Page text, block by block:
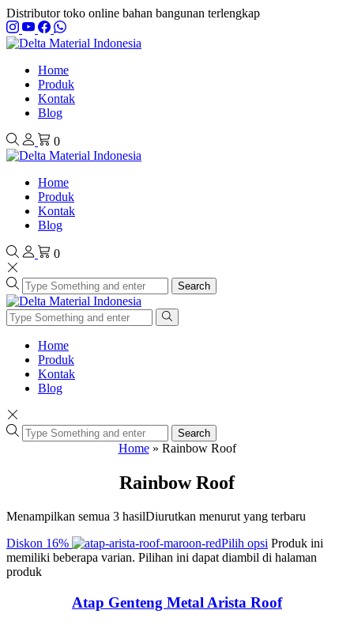
Distributor toko online bahan bangunan terlengkap
Home
Produk
Kontak
Blog
0
Home
Produk
Kontak
Blog
0
Search
Home
Produk
Kontak
Blog
Search
Home» Rainbow Roof
Rainbow Roof
Menampilkan semua 3 hasilDiurutkan menurut yang terbaru
Diskon 16% Pilih opsi Produk ini
memiliki beberapa varian. Pilihan ini dapat diambil di halaman
produk
Atap Genteng Metal Arista Roof